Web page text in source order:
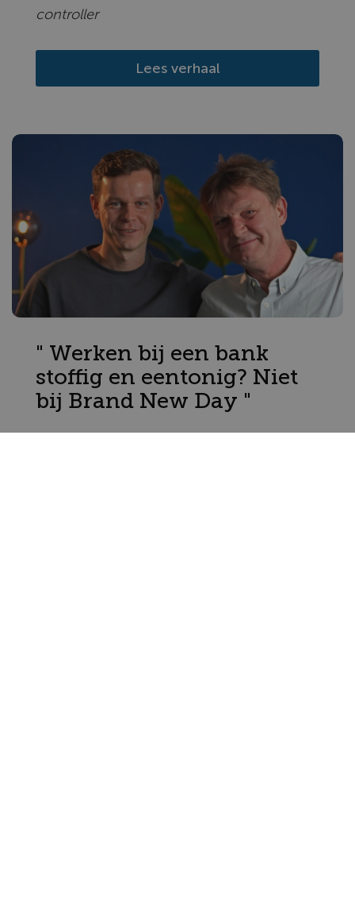
controller
Lees verhaal
" Werken bij een bank
stoffig en eentonig? Niet
bij Brand New Day "